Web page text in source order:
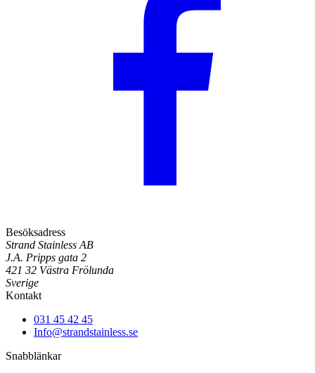
Besöksadress
Strand Stainless AB
J.A. Pripps gata 2
421 32 Västra Frölunda
Sverige
Kontakt
031 45 42 45
Info@strandstainless.se
Snabblänkar